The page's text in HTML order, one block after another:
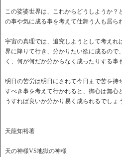
この娑婆世界は、これからどうしようか
の事や気に成る事を考えて仕舞う人も居ら
宇宙の真理では、追究しようとして考えれ
界に降りて行き、分かりたい欲に成るので
く、何が何だか分からなく成ったりする事
明日の苦労は明日にされて今日まで苦を持
すべき事を考えて行かれると、御心は無心
うすれば良いか分かり易く成られるでしょ
天龍知裕著
天の神様VS地獄の神様